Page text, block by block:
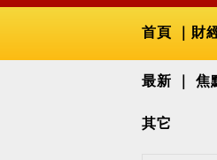
首頁 財
最新 焦
其它